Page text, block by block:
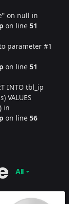
on null in
on line 51
parameter #1
on line 51
INTO tbl_ip
VALUES
in
on line 56
All